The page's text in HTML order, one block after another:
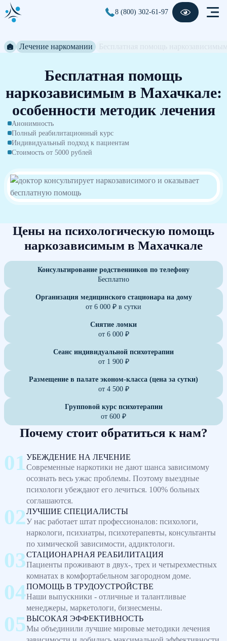
8 (800) 302-61-97
Лечение наркомании
Бесплатная помощь
наркозависимым в Махачкале:
особенности методик лечения
Анонимность
Полный реабилитационный курс
Индивидуальный подход к пациентам
Стоимость от 5000 рублей
Цены на психологическую помощь
наркозависимым в Махачкале
Консультирование родственников по телефону
Бесплатно
Организация медицинского стационара на дому
от 6 000 ₽ в сутки
Снятие ломки
от 6 000 ₽
Сеанс индивидуальной психотерапии
от 1 900 ₽
Размещение в палате эконом-класса (цена за сутки)
от 4 500 ₽
Групповой курс психотерапии
от 600 ₽
Почему стоит обратиться к нам?
УБЕЖДЕНИЕ НА ЛЕЧЕНИЕ
Современные наркотики не дают шанса зависимому
осознать весь ужас проблемы. Поэтому выездные
психологи убеждают его лечиться. 100% больных
соглашаются.
ЛУЧШИЕ СПЕЦИАЛИСТЫ
У нас работает штат профессионалов: психологи,
наркологи, психиатры, психотерапевты, консультанты
по химической зависимости, аддиктологи.
СТАЦИОНАРНАЯ РЕАБИЛИТАЦИЯ
Пациенты проживают в двух-, трех и четырехместных
комнатах в комфортабельном загородном доме.
ПОМОЩЬ В ТРУДОУСТРОЙСТВЕ
Наши выпускники - отличные и талантливые
менеджеры, маркетологи, бизнесмены.
ВЫСОКАЯ ЭФФЕКТИВНОСТЬ
Мы объединили лучшие мировые методики лечения